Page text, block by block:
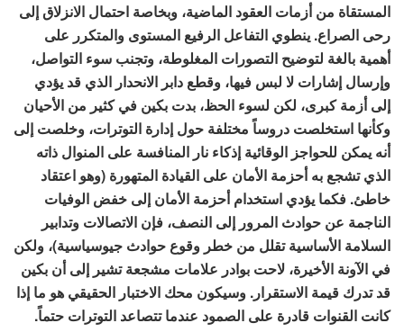
المستقاة من أزمات العقود الماضية، وبخاصة احتمال الانزلاق إلى
رحى الصراع. ينطوي التفاعل الرفيع المستوى والمتكرر على
أهمية بالغة لتوضيح التصورات المغلوطة، وتجنب سوء التواصل،
وإرسال إشارات لا لبس فيها، وقطع دابر الانحدار الذي قد يؤدي
إلى أزمة كبرى، لكن لسوء الحظ، بدت بكين في كثير من الأحيان
وكأنها استخلصت دروساً مختلفة حول إدارة التوترات، وخلصت إلى
أنه يمكن للحواجز الوقائية إذكاء نار المنافسة على المنوال ذاته
الذي تشجع به أحزمة الأمان على القيادة المتهورة (وهو اعتقاد
خاطئ. فكما يؤدي استخدام أحزمة الأمان إلى خفض الوفيات
الناجمة عن حوادث المرور إلى النصف، فإن الاتصالات وتدابير
السلامة الأساسية تقلل من خطر وقوع حوادث جيوسياسية)، ولكن
في الآونة الأخيرة، لاحت بوادر علامات مشجعة تشير إلى أن بكين
قد تدرك قيمة الاستقرار. وسيكون محك الاختبار الحقيقي هو ما إذا
كانت القنوات قادرة على الصمود عندما تتصاعد التوترات حتماً.